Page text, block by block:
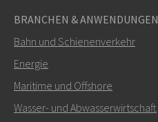
BRANCHEN & ANWENDUNGEN
Bahn und Schienenverkehr
Energie
Maritime und Offshore
Wasser- und Abwasserwirtschaft